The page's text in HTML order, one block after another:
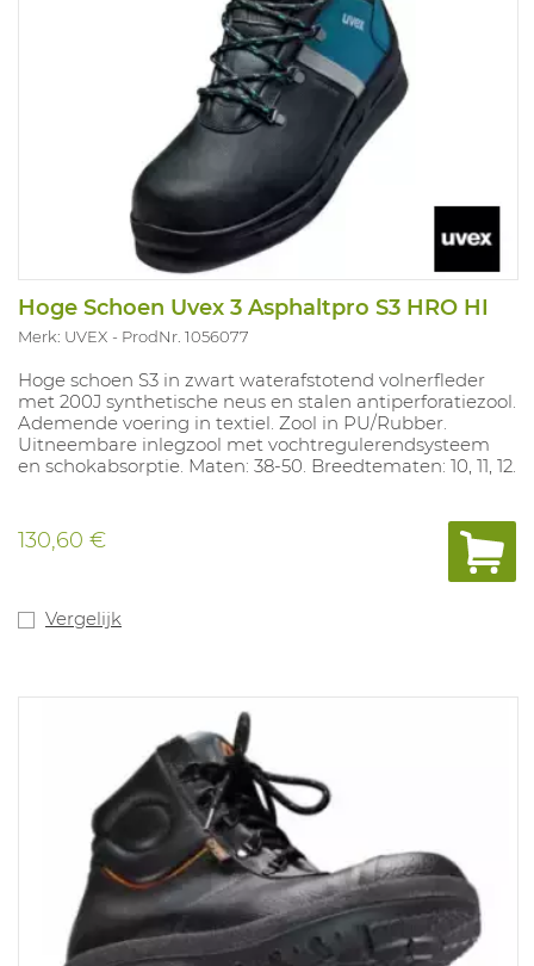
Hoge Schoen Uvex 3 Asphaltpro S3 HRO HI
Merk: UVEX ProdNr. 1056077
Hoge schoen S3 in zwart waterafstotend volnerfleder
met 200J synthetische neus en stalen antiperforatiezool.
Ademende voering in textiel. Zool in PU/Rubber.
Uitneembare inlegzool met vochtregulerendsysteem
en schokabsorptie. Maten: 38-50. Breedtematen: 10, 11, 12.
130,60 €
Vergelijk